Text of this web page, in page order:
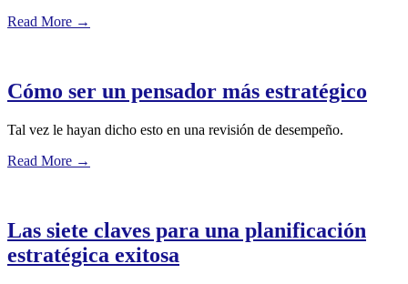
Read More →
Cómo ser un pensador más estratégico
Tal vez le hayan dicho esto en una revisión de desempeño.
Read More →
Las siete claves para una planificación
estratégica exitosa